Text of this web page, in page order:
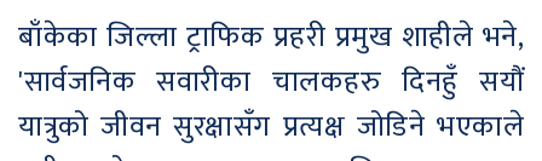
बाँकेका जिल्ला ट्राफिक प्रहरी प्रमुख शाहीले भने,
'सार्वजनिक सवारीका चालकहरु दिनहुँ सयौं
यात्रुको जीवन सुरक्षासँग प्रत्यक्ष जोडिने भएकाले